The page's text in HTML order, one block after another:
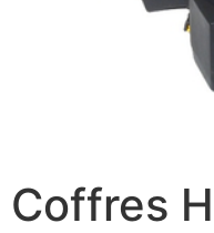
Coffres